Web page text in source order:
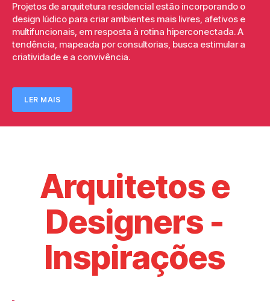
Projetos de arquitetura residencial estão incorporando o
design lúdico para criar ambientes mais livres, afetivos e
multifuncionais, em resposta à rotina hiperconectada. A
tendência, mapeada por consultorias, busca estimular a
criatividade e a convivência.
LER MAIS
Arquitetos e
Designers -
Inspirações